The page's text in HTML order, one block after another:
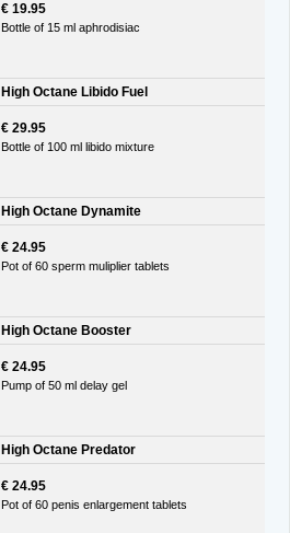
€ 19.95
Bottle of 15 ml aphrodisiac
High Octane Libido Fuel
€ 29.95
Bottle of 100 ml libido mixture
High Octane Dynamite
€ 24.95
Pot of 60 sperm muliplier tablets
High Octane Booster
€ 24.95
Pump of 50 ml delay gel
High Octane Predator
€ 24.95
Pot of 60 penis enlargement tablets